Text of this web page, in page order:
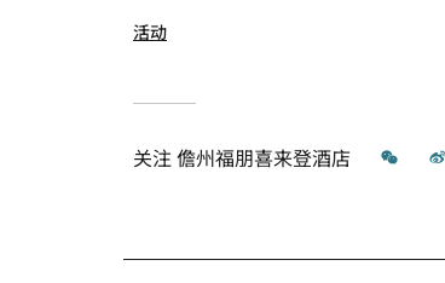
活动
关注儋州福朋喜来登酒店 微信